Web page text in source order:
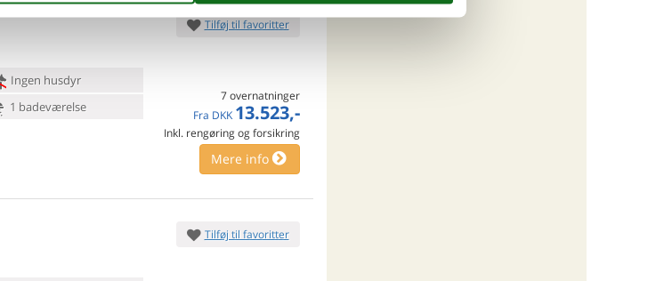
Ingen husdyr
1 badeværelse
Tilføj til favoritter
7 overnatninger
Fra DKK 13.523,-
Inkl. rengøring og forsikring
Mere info
Tilføj til favoritter